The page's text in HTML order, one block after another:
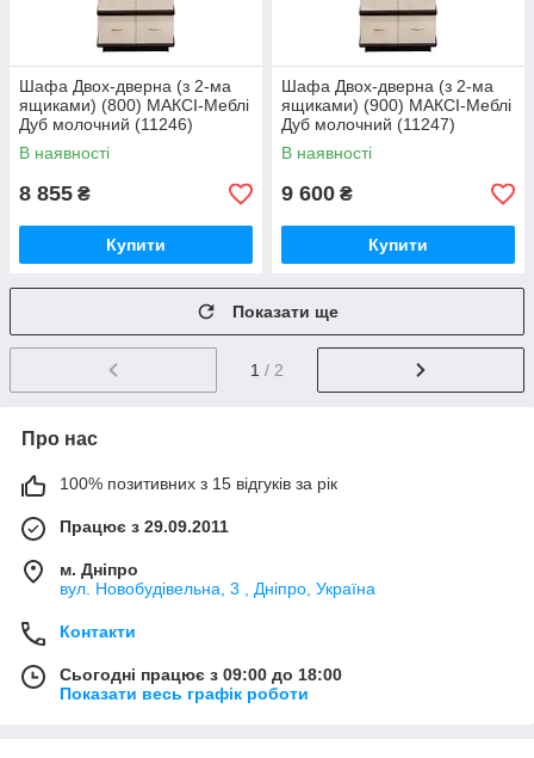
Шафа Двох-дверна (з 2-ма
ящиками) (800) МАКСІ-Меблі
Дуб молочний (11246)
В наявності
8 855 ₴
Купити
Шафа Двох-дверна (з 2-ма
ящиками) (900) МАКСІ-Меблі
Дуб молочний (11247)
В наявності
9 600 ₴
Купити
Показати ще
1 / 2
Про нас
100% позитивних з 15 відгуків за рік
Працює з 29.09.2011
м. Дніпро
вул. Новобудівельна, 3 , Дніпро, Україна
Контакти
Сьогодні працює з 09:00 до 18:00
Показати весь графік роботи